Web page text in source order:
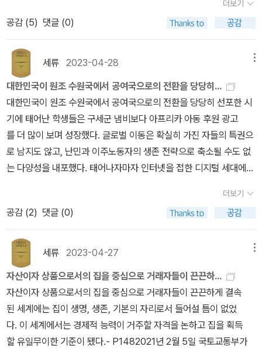
엘 글라타우어'의 《새벽 세시, 바람이 부나요?》이다.이 책은 많은 사
람들이 가벼운 로맨스로 읽지만, 이 책은 그보다 더 크다.물론 성인 여
성과 성인 남성이 서로의 존재를 알게 되고 관심을 갖게 되고 그리고
감정이 짙어지는 로맨스인건 맞다.지금은 더이상 특별하지 않지만 이
책이 쓰여졌을 당시에는 '이메일' 자체가 편지를 대신해 쓰이는 수단
이었다. 그 수단을 이용해서 설렘을 전하는 것도 좋았고, 그래서 그들
이 주고 받는 이메일을 활자로 읽으며 그들이 느꼈을 감정을 고스란
히 전달받는 것도 이 책의 특별한 점이다. 그러니까 이 책은 문학이 할
수 있는, 아니지, 문학'만'이 할 수 있는 큰일을 했는데, 그건 바로 등장
인물들이 '활자'를 읽으며 느끼는 감정을 독자 역시 똑같이 '활자'를 읽
으며 느낀다는 거다. 그들의 설렘과 실망과 초조함이 고스란히 느껴
책의 등장인물들은 서로의 얼굴을 모른다는 거다. 본 적이 없다는 거
들은 서로의 모습을 안다. 대화를 하고 안고 싸우고 이 모든 과정에서
그 사람들은 서로에게 실체다. 그런데 이 책에서는 에미가 레오에게
실체이지 않고, 그리고 에미가 독자에게 실체이지 않다. 그 실체를 궁
금해하는 게 독자만의 몫이 아니라는거다. 내가 에미가 궁금하듯, 레
오도 에미가 궁금하고 에미가 레오를 궁금해하듯 독자도 레오를 궁금
해한다. 후버까페에서 그들이 만나기로 했을 때, 이 사람이 그 사람일
까, 저 사람이 그녀일까, 라는 초조함을, 책을 읽는 내내 독자가 똑같
미는 로키타의 가장 큰 희망이고 행복의 상징이다. 가사 도우미가 된
다면 이 성착취와 노동착취와 불법 노동으로부터 그리고 브로커의 폭
력으로부터도 벗어날 수 있다. 감히 과학자나 대통령이나 유튜버를
희망할 수 없는 현재는 그 전의 온통 학대와 가난으로 얼룩진 과거를
반영한다. 내 목표는 체류증 받아 가사도우미가 되는 거야, 라고 말하
는 십대의 소녀를 보는 일은 짐작보다 더 크게 가슴을 찌른다. 이 십대
난민 소녀는 모든 어른들에게 '아무렇게나 대해도 되는' 존재가 되어
있다. 그러나 머무를 곳도 돈도 보호해줄 어른도 없는 소녀는 이들에
게 제대로 된 항변도 할 수 없고, 하다못해 경찰에 신고도 할 수 없다.
의 하늘 아래서 다른 어른들과 함께 살고 있다. 영화의 마지막, 나는
희망을 바랐다. 어떤 작은 희망이라도 그들을 찾아오겠지. 매 장면마
지는 않겠지 했는데, 다르덴 형제 할아버지들 얄짤 없으셨네요. 내용
언급 없이 결말을 말하자면 비극이고, 그러나 그것은 현실일 터였다.
그렇다면 현실은 비극인걸까.위에서도 언급했지만 영화속에는 미성
년 난민의 성착취 장면이 나온다. 그러나 직접적인 장면 묘사는 없다.
그럼에도 불구하고 지금 성착취가 일어나고 있다는 걸 관객은 알고,
충분히 끔찍하게 여길 수 있다. 이 장면에서 나는 또다시 잔인한 강간
장면을 묘사하는 다른 많은 영화들에 대해 생각해보게 된다. 그 장면
의 서사로 선취한 청년들이 자신들의 정당성을 주장하는 근거였던 셈
이다. 청년 프레카리아트가 자신의 불안을 제어하고 인적 자본으
로 거듭나기 위해 강박적으로 몰두한 담론들은 그렇게 다른 프레카리
아트의 불안정성을 심화하고 있었다.- P331오랫동안 가난한 사람들
과 부대끼며 연대를 도모해온 활동가들은 빈곤층을 무기력한 인
간, 자립 자활훈련을 통해 하루빨리 거듭나야 할 인간으로 가정하면
서 추진되는 여러 제도가 가난의 시간성을 고려하지 않는다는 점을
역설했다.- P331인터뷰, 토론, 분석, 발표, 글쓰기를 거치면서, 학생
들의 질문은 ‘빈곤층은 왜 자립할 수 없는가‘ 내지 자립하지 못하는
가‘에서 우리는 왜 자립·자활에 이렇게 집착하게 되었을까‘ 또는 ‘자활
·자립 담론은 어쩌다 이렇게 범람하게 되었을까‘로 바뀌었다. 신자유
의 위계를 만들어내는 수사로 비판의 대상이 됐다.- P333교육·문화
자본을 갖춘 청년 프레카리아트에게 불안정성이란 단순히 위기에 그
치지 않고 새로운 열망을 지폈는데, 이 열망을 표현, 조직, 확산하
는 데 페미니즘이 끼친 영향은 상당하다. 여성의 결혼, 출산, 양육
을 책무로 만든 근대적 시간성, 가부장적 가족제도, 남성중심적 조
직 문화를 거부하면서 다르게 살아갈 자유는 ‘정상‘ 규범을 이탈하
는 데 따른 위험을 감수하면서라도 추구할 가치가 있었다.- P337
은 ‘경계인‘ 집단끼리 폭발했다. 단일민족국가를 전제한 채 살아온 한
지며 그들을 집요하게 차별했고, 다시 조선족은 우월한 위치를 당연
시하나 현실은 지극히 불안한 한국 이주자를 희화화했다. 경계인
이 경계인을 공격했다.이들이 그나마 적대를 거두고 의견의 일치
를 보이는 순간은 자신보다 열위에 있는 다른 경계인-탈북민을 지목
할 때였다.- P293시타의 발전과 쇠락은 한국과 중국은 물론, 글로
벌 정치경제의 변동과 관련지어 이해해야 할 구조적 사안이다. 그럼
에도 예측 불허의 힘들이 얽힌 결과를 문화적 적대로 치환하는 일
이 허다했다. 이러한 변동에 쉽게 대처할 만한 자본을 지니지 못
으로.하향 이동의 실제 경험과 내리막길을 걸을지 모른다는 공포가
뒤섞이면서 시타에서 빈곤 문화는 강한 전염성을 갖게 되었다.(중략)
나는 빈곤 문화의 신자유주의적 생산에 주목하는데, 이는 '위기가 반
복되는 신자유주의 흐름에서 하향 이동이나 삶의 격동을 경험하는 시
타의 한국인 이주자들이 자신의 ‘정상성‘을 증명하고, 스스로를 ‘찌질
이‘ ‘루저‘와 구분 짓기 위해 자의적인 빈곤 문화의 표식을 동원하
고 (재)생산하는 과정'을 일컫는다.- P294초국적 연결이 급증한 시
대, 나락에 떨어질지 모른다는 불안이 빈곤 감각을 증폭시키는 시대
에 빈곤 복지 · 노동 담론이 서로 맞물리면서 ‘빈민‘을 조립했던 문
화 정치가 국민국가의 경계를 넘어 (이주자, 난민 등) 정치적·경제적
다'며 진정성의 버전을 업그레이드한다. 실제 활동에서 순수한 봉사
와 불순한 봉사가 명확히 구분되지 않고 실무자든 학생들이든 이
를 어느 정도 간파하고 있음에도, 한쪽이 진실이고 다른 한쪽이 거짓
인 양 가정하는 자의적 이분법은 프로그램 전 과정을 통해 재생산된
다.- P239참가자들의 공식적인 평가, 활동 수기, 경험담으로 쉽게 정
리될 만한 자족적 에피소드가 구성되려면, 봉사는 ‘유연한 외피를 갖
추고, ‘문제 해결식‘의 간명한 테크닉을 취하며, 과도한 개입이나 희생
을 요구하지 않는 ‘적당함‘을 지녀야 했다.- P253참가 학생들을 인터
뷰하면서 느낀 것은 대기업의 해외 자원봉사를 비롯해 대학생을 대상
으로 한 각종 대외활동이 단순히 스펙을 쌓기 위한 용도도, '자신들
을 도덕적 인재, 공감 능력과 책임감을 지닌인재로 계발하기 위한 자
기의 테크놀로지'에 국한된 것도 아니라는 점이다. 내가 심층 인터뷰
를 진행한 열 명 중 무려 절반이 휴학하고 고시나 각종 자격증 시험
제, 심지어 한 학생의 말을 빌리면 '암흑 속에 살던 내가 만난 새로
운 희망'이었다.- P257한국 학생들은 도농이원구조에 따른 중국
의 지역 격차나 농민공의 삶에 관해 잘 몰랐다. 물리적 환경만 보고 가
난하다는 인상을 받을 뿐, 자신이 봉사자로서 대면하는 빈곤에 대
한 구체적 이해나 관심이 상대적으로 부족했다. 봉사를 통해 ‘나‘의 결
핍을 어떻게 메울 것인지가 더 중차대한 문제였다.- P259단기간의
해외 자원봉사 프로그램을 통해 정부와 기업은 청년 실업과 고용 불
더보기
공감 (5) 댓글 (0)
세류 2023-04-28
대한민국이 원조 수원국에서 공여국으로의 전환을 당당히...
대한민국이 원조 수원국에서 공여국으로의 전환을 당당히 선포한 시
기에 태어난 학생들은 구세군 냄비보다 아프리카 아동 후원 광고
를 더 많이 보며 성장했다. 글로벌 이동은 확실히 가진 자들의 특권으
로 남지도 않고, 난민과 이주노동자의 생존 전략으로 축소될 수도 없
는 다양성을 내포했다. 태어나자마자 인터넷을 접한 디지털 세대에
낭여행, 워킹홀리데이 등으로 장기간 해외에 체류하면서 한국 사
회 청년으로서 기대되는 표준 생애 경로를 재고하거나 여기에서 이탈
하는 청년도 제법 늘었다.- P192'발전‘주의‘는 남았으되 발전의 전망
도 동력도 불투명해진 시대에 성인이 된다는 것은 어떤 의미일
까?'(중략)기술 발전이 노동을 대체하고, 더 싼 노동을 찾아 자본
이 쉽게 이동하고, 가치 증식이 실물경제 활성화와 점점 무관해지
는 금융자본주의 세계에 살면서도 학생들은 수백 통의 자소서(자기소
개서)를 썼다. 부모 세대가 습관처럼 강조해온 안정된 정규직과 성
공 신화를 버릴 수도, 현실화시킬 수도 없는 상황에서 그런 처지의 비
참함을 호소했다. 그들은 밥숟가락을 뜨자마자 시작한 경쟁으로 일찌
더보기
공감 (2) 댓글 (0)
세류 2023-04-27
자산이자 상품으로서의 집을 중심으로 거래자들이 끈끈하...
자산이자 상품으로서의 집을 중심으로 거래자들이 끈끈하게 결속
된 세계에는 집이 생명, 생존, 기본의 자리로서 들어설 틈이 없었
다. 이 세계에서는 경제적 능력이 거주할 자격을 논하고 집을 획득
할 유일무이한 기준이 됐다.- P1482021년 2월 5일 국토교통부가